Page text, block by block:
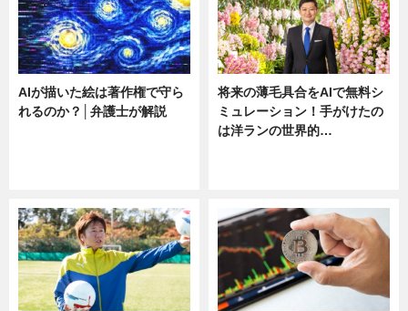
AIが描いた絵は著作権で守ら
れるのか？│弁護士が解説
将来の薄毛具合をAIで無料シ
ミュレーション！手がけたの
は洋ランの世界的…